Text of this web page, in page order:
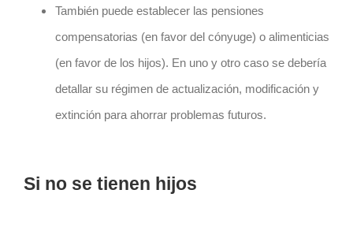
También puede establecer las pensiones
compensatorias (en favor del cónyuge) o alimenticias
(en favor de los hijos). En uno y otro caso se debería
detallar su régimen de actualización, modificación y
extinción para ahorrar problemas futuros.
Si no se tienen hijos